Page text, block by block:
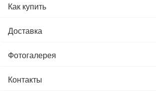
Как купить
Доставка
Фотогалерея
Контакты